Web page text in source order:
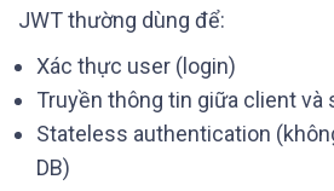
JWT thường dùng để:
Xác thực user (login)
Truyền thông tin giữa client và
Stateless authentication
DB)